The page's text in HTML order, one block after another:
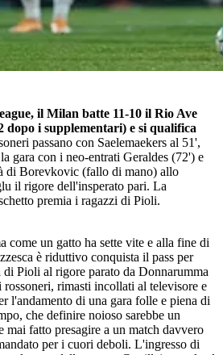
il Milan batte 11-10 il Rio Ave
dopo i supplementari) e si qualifica
passano con Saelemaekers al 51',
gara con i neo-entrati Geraldes (72') e
di Borevkovic (fallo di mano) allo
il rigore dell'insperato pari. La
premia i ragazzi di Pioli.
come un gatto ha sette vite e alla fine di
è riduttivo conquista il pass per
Pioli al rigore parato da Donnarumma
rimasti incollati al televisore e
l'andamento di una gara folle e piena di
che definire noioso sarebbe un
mai fatto presagire a un match davvero
per i cuori deboli. L'ingresso di